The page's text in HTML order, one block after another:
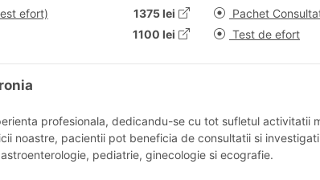
efort)
1375 lei Pachet
1100 lei Test de efort
profesionala, dedicandu-se cu tot sufletul activitatii
noastre, pacientii pot beneficia de consultatii si
pediatrie, ginecologie si ecografie.